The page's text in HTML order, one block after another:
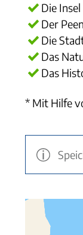
Die
Der
Die
Das
Das
* Mit Hilfe